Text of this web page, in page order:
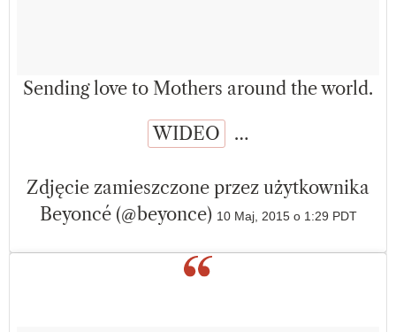
Sending love to Mothers around the world.
WIDEO …
Zdjęcie zamieszczone przez użytkownika
Beyoncé (@beyonce) 10 Maj, 2015 o 1:29 PDT